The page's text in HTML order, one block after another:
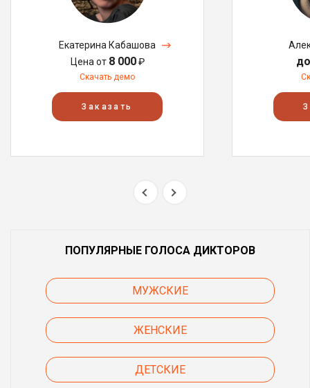
Екатерина Кабашова
Цена от 8 000₽
Скачать демо
Заказать
ПОПУЛЯРНЫЕ ГОЛОСА ДИКТОРОВ
МУЖСКИЕ
ЖЕНСКИЕ
ДЕТСКИЕ